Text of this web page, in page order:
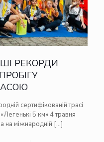
РЕКОРДИ
сертифікованій трасі
5 км» 4 травня
на міжнародній […]